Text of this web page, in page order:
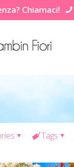
Chiamaci!
Tags